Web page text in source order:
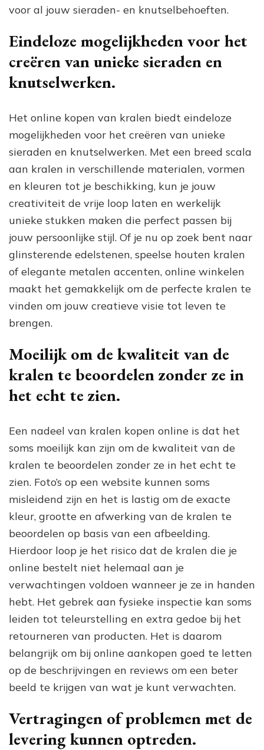
voor al jouw sieraden- en knutselbehoeften.
Eindeloze mogelijkheden voor het
creëren van unieke sieraden en
knutselwerken.
Het online kopen van kralen biedt eindeloze
mogelijkheden voor het creëren van unieke
sieraden en knutselwerken. Met een breed scala
aan kralen in verschillende materialen, vormen
en kleuren tot je beschikking, kun je jouw
creativiteit de vrije loop laten en werkelijk
unieke stukken maken die perfect passen bij
jouw persoonlijke stijl. Of je nu op zoek bent naar
glinsterende edelstenen, speelse houten kralen
of elegante metalen accenten, online winkelen
maakt het gemakkelijk om de perfecte kralen te
vinden om jouw creatieve visie tot leven te
brengen.
Moeilijk om de kwaliteit van de
kralen te beoordelen zonder ze in
het echt te zien.
Een nadeel van kralen kopen online is dat het
soms moeilijk kan zijn om de kwaliteit van de
kralen te beoordelen zonder ze in het echt te
zien. Foto’s op een website kunnen soms
misleidend zijn en het is lastig om de exacte
kleur, grootte en afwerking van de kralen te
beoordelen op basis van een afbeelding.
Hierdoor loop je het risico dat de kralen die je
online bestelt niet helemaal aan je
verwachtingen voldoen wanneer je ze in handen
hebt. Het gebrek aan fysieke inspectie kan soms
leiden tot teleurstelling en extra gedoe bij het
retourneren van producten. Het is daarom
belangrijk om bij online aankopen goed te letten
op de beschrijvingen en reviews om een beter
beeld te krijgen van wat je kunt verwachten.
Vertragingen of problemen met de
levering kunnen optreden.